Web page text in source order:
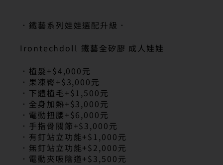
．鐵藝系列娃娃選配升級．
Irontechdoll 鐵藝全矽膠 成人娃娃
．植髮+$4,000元
．果凍臀+$3,000元
．下體植毛+$1,500元
．全身加熱+$3,000元
．電動扭腰+$6,000元
．手指骨關節+$3,000元
．有釘站立功能+$1,000元
．無釘站立功能+$2,000元
．電動夾吸陰道+$3,500元